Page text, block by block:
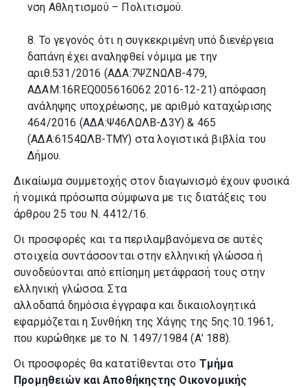
νση Αθλητισμού – Πολιτισμού.
8. Το γεγονός ότι η συγκεκριμένη υπό διενέργεια
δαπάνη έχει αναληφθεί νόμιμα με την
αριθ.531/2016 (ΑΔΑ:7ΨΖΝΩΛΒ-479,
ΑΔΑΜ:16REQ005616062 2016-12-21) απόφαση
ανάληψης υποχρέωσης, με αριθμό καταχώρισης
464/2016 (ΑΔΑ:Ψ46ΛΩΛΒ-Δ3Υ) & 465
(ΑΔΑ:6154ΩΛΒ-ΤΜΥ) στα λογιστικά βιβλία του
Δήμου.
Δικαίωμα συμμετοχής στον διαγωνισμό έχουν φυσικά
ή νομικά πρόσωπα σύμφωνα με τις διατάξεις του
άρθρου 25 του Ν. 4412/16.
Οι προσφορές και τα περιλαμβανόμενα σε αυτές
στοιχεία συντάσσονται στην ελληνική γλώσσα ή
συνοδεύονται από επίσημη μετάφρασή τους στην
ελληνική γλώσσα. Στα
αλλοδαπά δημόσια έγγραφα και δικαιολογητικά
εφαρμόζεται η Συνθήκη της Χάγης της 5ης.10.1961,
που κυρώθηκε με το Ν. 1497/1984 (Α’ 188).
Οι προσφορές θα κατατίθενται στο Τμήμα
Προμηθειών και Αποθήκηςτης Οικονομικής